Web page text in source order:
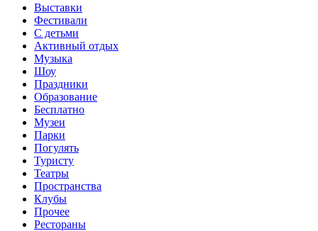
Выставки
Фестивали
С детьми
Активный отдых
Музыка
Шоу
Праздники
Образование
Бесплатно
Музеи
Парки
Погулять
Туристу
Театры
Пространства
Клубы
Прочее
Рестораны